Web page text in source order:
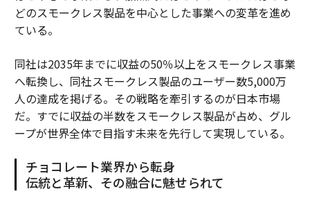
どのスモークレス製品を中心とした事業への変革を進め
ている。
同社は2035年までに収益の50％以上をスモークレス事業
へ転換し、同社スモークレス製品のユーザー数5,000万
人の達成を掲げる。その戦略を牽引するのが日本市場
だ。すでに収益の半数をスモークレス製品が占め、グル
ープが世界全体で目指す未来を先行して実現している。
チョコレート業界から転身
伝統と革新、その融合に魅せられて